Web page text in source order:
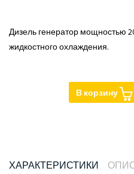
Дизель генератор мощностью
жидкостного охлаждения.
В корзину
ХАРАКТЕРИСТИКИ